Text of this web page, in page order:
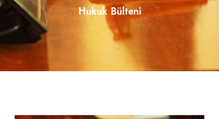
İLETIŞIM Hukuk Bülteni